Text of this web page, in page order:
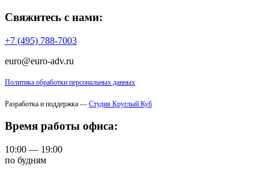
Свяжитесь с нами:
+7 (495) 788-7003
euro@euro-adv.ru
Политика обработки персональных данных
Разработка и поддержка — Студия Круглый Куб
Время работы офиса:
10:00 — 19:00
по будням